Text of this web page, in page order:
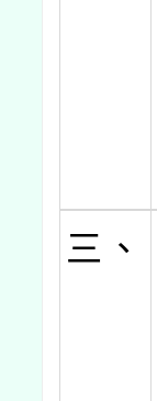
三、